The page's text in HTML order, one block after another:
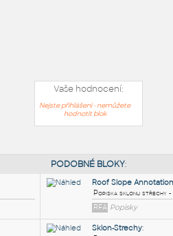
Vaše hodnocení:
Nejste přihlášeni - nemůžete
hodnotit blok